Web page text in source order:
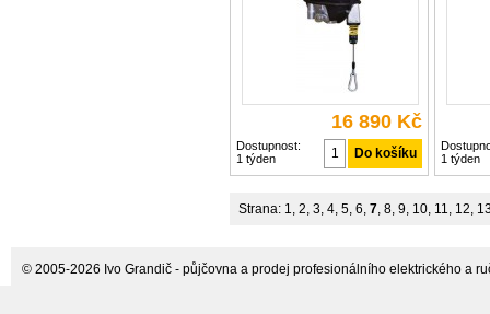
16 890 Kč
Dostupnost:
1 týden
1 týden
Strana: 1, 2, 3, 4, 5, 6, 7, 8, 9, 10, 11, 12,
© 2005-2026 Ivo Grandič - půjčovna a prodej profesionálního elektrického a